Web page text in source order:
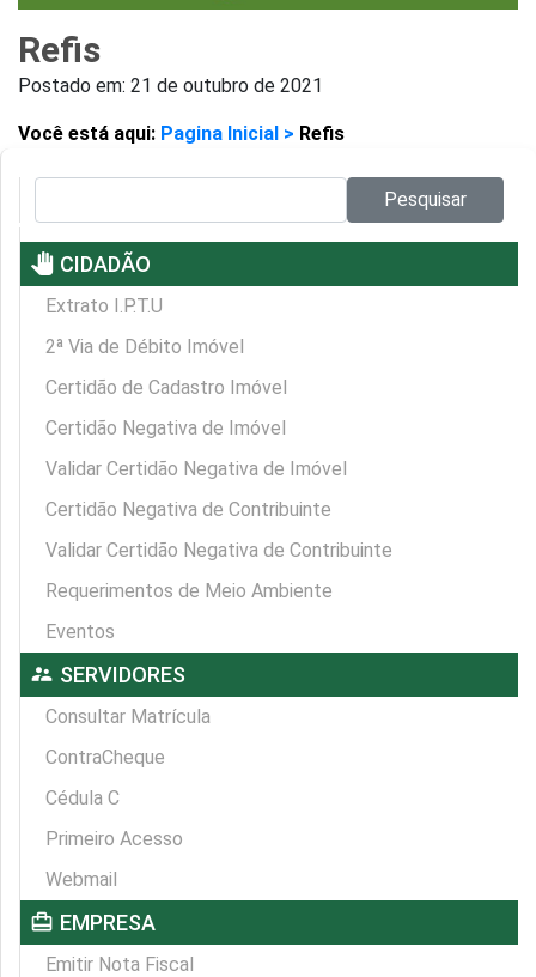
Refis
Postado em: 21 de outubro de 2021
Você está aqui: Pagina Inicial > Refis
Pesquisar
pan_tool CIDADÃO
Extrato I.P.T.U
2ª Via de Débito Imóvel
Certidão de Cadastro Imóvel
Certidão Negativa de Imóvel
Validar Certidão Negativa de Imóvel
Certidão Negativa de Contribuinte
Validar Certidão Negativa de Contribuinte
Requerimentos de Meio Ambiente
Eventos
supervisor_account SERVIDORES
Consultar Matrícula
ContraCheque
Cédula C
Primeiro Acesso
Webmail
card_travel EMPRESA
Emitir Nota Fiscal